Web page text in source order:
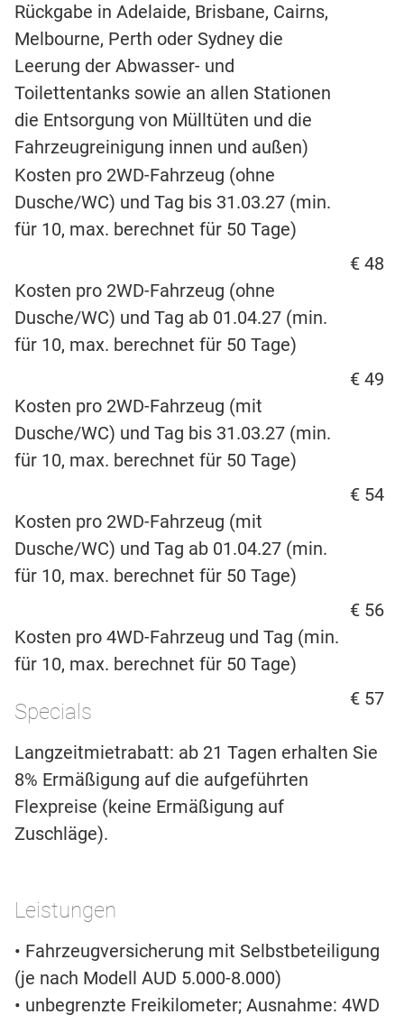
Rückgabe in Adelaide, Brisbane, Cairns,
Melbourne, Perth oder Sydney die
Leerung der Abwasser- und
Toilettentanks sowie an allen Stationen
die Entsorgung von Mülltüten und die
Fahrzeugreinigung innen und außen)
Kosten pro 2WD-Fahrzeug (ohne
Dusche/WC) und Tag bis 31.03.27 (min.
für 10, max. berechnet für 50 Tage)
€ 48
Kosten pro 2WD-Fahrzeug (ohne
Dusche/WC) und Tag ab 01.04.27 (min.
für 10, max. berechnet für 50 Tage)
€ 49
Kosten pro 2WD-Fahrzeug (mit
Dusche/WC) und Tag bis 31.03.27 (min.
für 10, max. berechnet für 50 Tage)
€ 54
Kosten pro 2WD-Fahrzeug (mit
Dusche/WC) und Tag ab 01.04.27 (min.
für 10, max. berechnet für 50 Tage)
€ 56
Kosten pro 4WD-Fahrzeug und Tag (min.
für 10, max. berechnet für 50 Tage)
€ 57
Specials
Langzeitmietrabatt: ab 21 Tagen erhalten Sie
8% Ermäßigung auf die aufgeführten
Flexpreise (keine Ermäßigung auf
Zuschläge).
Leistungen
• Fahrzeugversicherung mit Selbstbeteiligung
(je nach Modell AUD 5.000-8.000)
• unbegrenzte Freikilometer; Ausnahme: 4WD